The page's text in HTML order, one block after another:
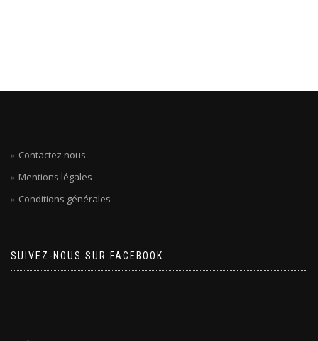
Contactez nous
Mentions légales
Conditions générales
SUIVEZ-NOUS SUR FACEBOOK :